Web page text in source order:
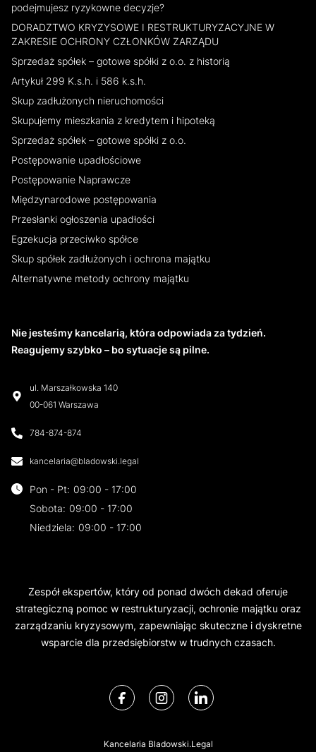
Zespół ekspertów, który od ponad dwóch dekad oferuje
strategiczną pomoc w restrukturyzacji, ochronie majątku oraz
zarządzaniu kryzysowym, zapewniając skuteczne i dyskretne
wsparcie dla przedsiębiorstw w trudnych czasach.
Kancelaria Bladowski.Legal
Nie jesteśmy kancelarią, która odpowiada za tydzień.
Reagujemy szybko – bo sytuacje są pilne.
ul. Marszałkowska 140
00-061 Warszawa
784-874-874
kancelaria@bladowski.legal
Pon - Pt: 09:00 - 17:00
Sobota: 09:00 - 17:00
Niedziela: 09:00 - 17:00
podejmujesz ryzykowne decyzje?
DORADZTWO KRYZYSOWE I RESTRUKTURYZACYJNE W
ZAKRESIE OCHRONY CZŁONKÓW ZARZĄDU
Sprzedaż spółek – gotowe spółki z o.o. z historią
Artykuł 299 K.s.h. i 586 k.s.h.
Skup zadłużonych nieruchomości
Skupujemy mieszkania z kredytem i hipoteką
Sprzedaż spółek – gotowe spółki z o.o.
Postępowanie upadłościowe
Postępowanie Naprawcze
Międzynarodowe postępowania
Przesłanki ogłoszenia upadłości
Egzekucja przeciwko spółce
Skup spółek zadłużonych i ochrona majątku
Alternatywne metody ochrony majątku